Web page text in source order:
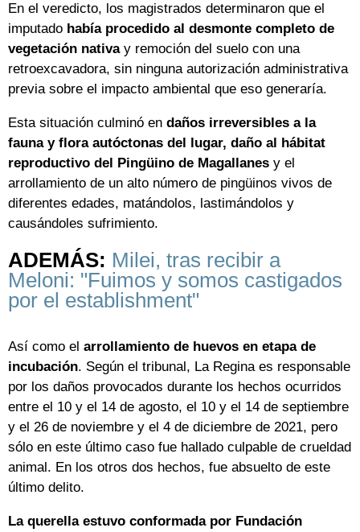
En el veredicto, los magistrados determinaron que el
imputado había procedido al desmonte completo de
vegetación nativay remoción del suelo con una
retroexcavadora, sin ninguna autorización administrativa
previa sobre el impacto ambiental que eso generaría.
Esta situación culminó en daños irreversibles a la
fauna y flora autóctonas del lugar, daño al hábitat
reproductivo del Pingüino de Magallanes y el
arrollamiento de un alto número de pingüinos vivos de
diferentes edades, matándolos, lastimándolos y
causándoles sufrimiento.
ADEMÁS: Milei, tras recibir a
Meloni: "Fuimos y somos castigados
por el establishment"
Así como el arrollamiento de huevos en etapa de
incubación. Según el tribunal, La Regina es responsable
por los daños provocados durante los hechos ocurridos
entre el 10 y el 14 de agosto, el 10 y el 14 de septiembre
y el 26 de noviembre y el 4 de diciembre de 2021, pero
sólo en este último caso fue hallado culpable de crueldad
animal. En los otros dos hechos, fue absuelto de este
último delito.
La querella estuvo conformada por Fundación